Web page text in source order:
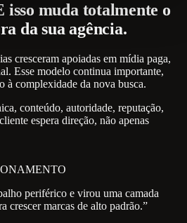
isso muda totalmente o
da sua agência.
cresceram apoiadas em mídia paga,
Esse modelo continua importante,
à complexidade da nova busca.
conteúdo, autoridade, reputação,
espera direção, não apenas
periférico e virou uma camada
crescer marcas de alto padrão.”